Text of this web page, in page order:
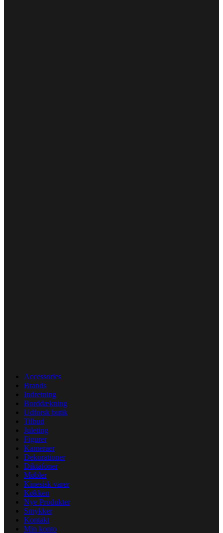
Accessories
Brands
Indretning
Borddækning
Udforsk butik
Tilbud
Juleting
Figurer
Kameraer
Dekorationer
Diktafoner
Møbler
Kinesisk varer
Køkken
Nye Produkter
Smykker
Kontakt
Min konto